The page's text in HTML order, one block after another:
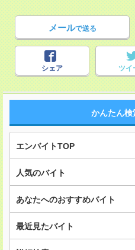
メールで送る
シェア ツイ
かんたん検
エンバイトTOP
人気のバイト
あなたへのおすすめバイト
最近見たバイト